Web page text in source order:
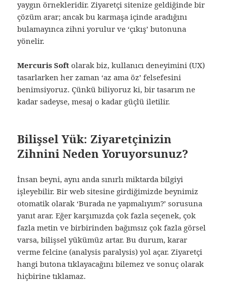
yaygın örnekleridir. Ziyaretçi sitenize geldiğinde bir
çözüm arar; ancak bu karmaşa içinde aradığını
bulamayınca zihni yorulur ve ‘çıkış’ butonuna
yönelir.
Mercuris Soft olarak biz, kullanıcı deneyimini (UX)
tasarlarken her zaman ‘az ama öz’ felsefesini
benimsiyoruz. Çünkü biliyoruz ki, bir tasarım ne
kadar sadeyse, mesaj o kadar güçlü iletilir.
Bilişsel Yük: Ziyaretçinizin
Zihnini Neden Yoruyorsunuz?
İnsan beyni, aynı anda sınırlı miktarda bilgiyi
işleyebilir. Bir web sitesine girdiğimizde beynimiz
otomatik olarak ‘Burada ne yapmalıyım?’ sorusuna
yanıt arar. Eğer karşımızda çok fazla seçenek, çok
fazla metin ve birbirinden bağımsız çok fazla görsel
varsa, bilişsel yükümüz artar. Bu durum, karar
verme felcine (analysis paralysis) yol açar. Ziyaretçi
hangi butona tıklayacağını bilemez ve sonuç olarak
hiçbirine tıklamaz.